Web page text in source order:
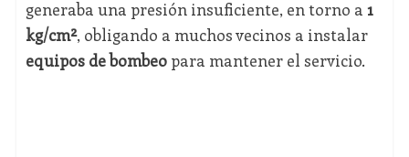
generaba una presión insuficiente, en torno a 1
kg/cm², obligando a muchos vecinos a instalar
equipos de bombeopara mantener el servicio.